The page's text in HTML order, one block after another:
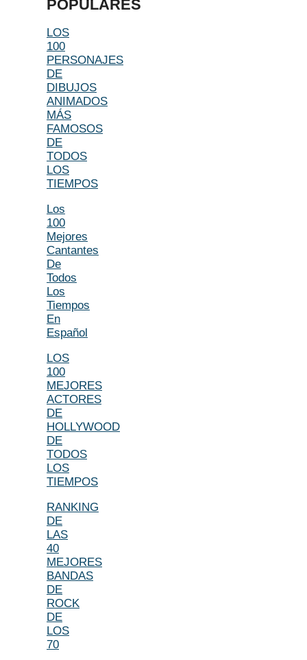
POPULARES
LOS
100
PERSONAJES
DE
DIBUJOS
ANIMADOS
MÁS
FAMOSOS
DE
TODOS
LOS
TIEMPOS
Los
100
Mejores
Cantantes
De
Todos
Los
Tiempos
En
Español
LOS
100
MEJORES
ACTORES
DE
HOLLYWOOD
DE
TODOS
LOS
TIEMPOS
RANKING
DE
LAS
40
MEJORES
BANDAS
DE
ROCK
DE
LOS
70